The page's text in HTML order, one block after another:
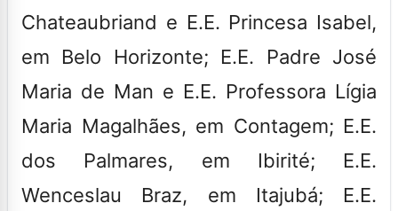
Chateaubriand e E.E. Princesa Isabel,
em Belo Horizonte; E.E. Padre José
Maria de Man e E.E. Professora Lígia
Maria Magalhães, em Contagem; E.E.
dos Palmares, em Ibirité; E.E.
Wenceslau Braz, em Itajubá; E.E.